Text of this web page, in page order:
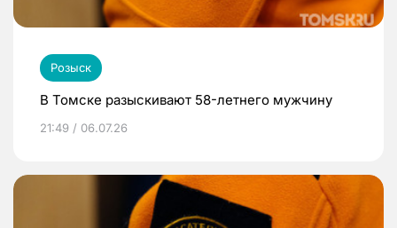
Розыск
В Томске разыскивают 58-летнего мужчину
21:49 / 06.07.26